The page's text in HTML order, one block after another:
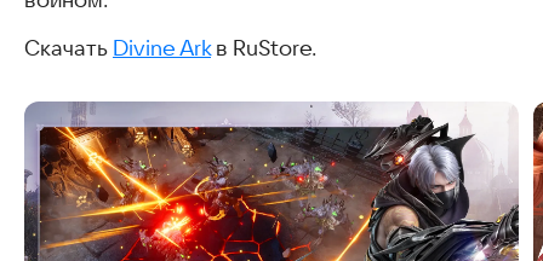
Скачать Divine Arkв RuStore.